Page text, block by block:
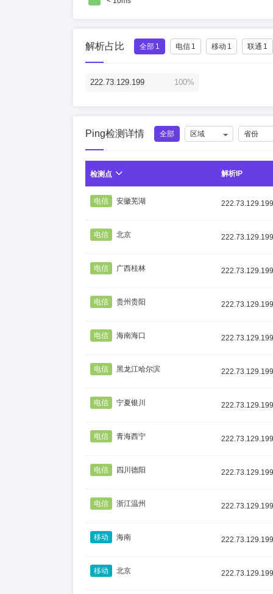
解析占比 全部 1 电信 1 移动 1 联通 1
222.73.129.199 100%
Ping检测详情 全部 区域 省份
检测点 解析IP
电信 安徽芜湖 222.73.129.199
电信 北京 222.73.129.199
电信 广西桂林 222.73.129.199
电信 贵州贵阳 222.73.129.199
电信 海南海口 222.73.129.199
电信 黑龙江哈尔滨 222.73.129.199
电信 宁夏银川 222.73.129.199
电信 青海西宁 222.73.129.199
电信 四川德阳 222.73.129.199
电信 浙江温州 222.73.129.199
移动 海南 222.73.129.199
移动 北京 222.73.129.199